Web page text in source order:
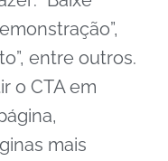
entre outros.
o CTA em
mais